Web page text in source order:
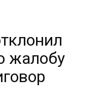
жалобу